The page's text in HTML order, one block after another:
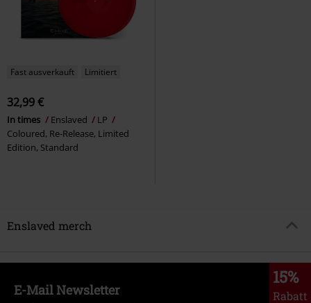
Fast ausverkauft Limitiert
32,99 €
In times Enslaved
LP
Coloured, Re-Release, Limited
Edition, Standard
Enslaved merch
15%
Rabatt
E-Mail Newsletter